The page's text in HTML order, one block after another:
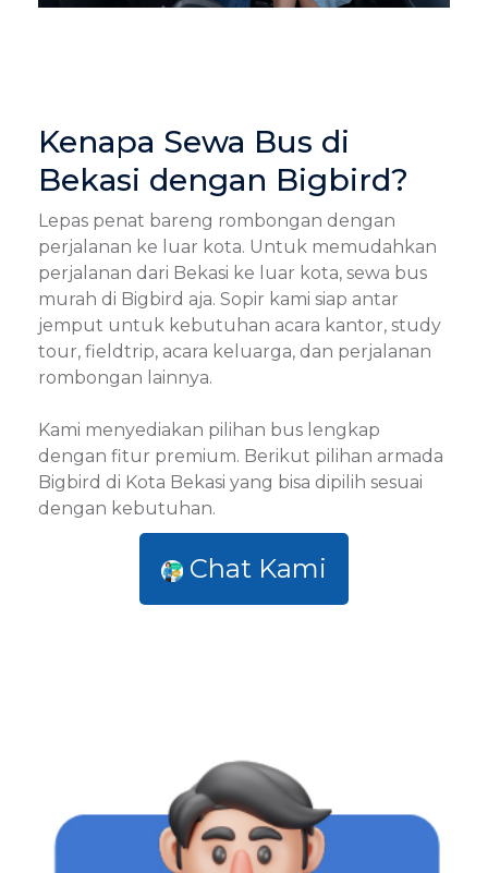
Kenapa Sewa Bus di
Bekasi dengan Bigbird?
Lepas penat bareng rombongan dengan
perjalanan ke luar kota. Untuk memudahkan
perjalanan dari Bekasi ke luar kota, sewa bus
murah di Bigbird aja. Sopir kami siap antar
jemput untuk kebutuhan acara kantor, study
tour, fieldtrip, acara keluarga, dan perjalanan
rombongan lainnya.
Kami menyediakan pilihan bus lengkap
dengan fitur premium. Berikut pilihan armada
Bigbird di Kota Bekasi yang bisa dipilih sesuai
dengan kebutuhan.
Chat Kami